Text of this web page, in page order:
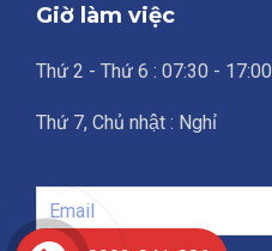
Giờ làm việc
Thứ 2 - Thứ 6 : 07:30 - 17:00
Thứ 7, Chủ nhật : Nghỉ